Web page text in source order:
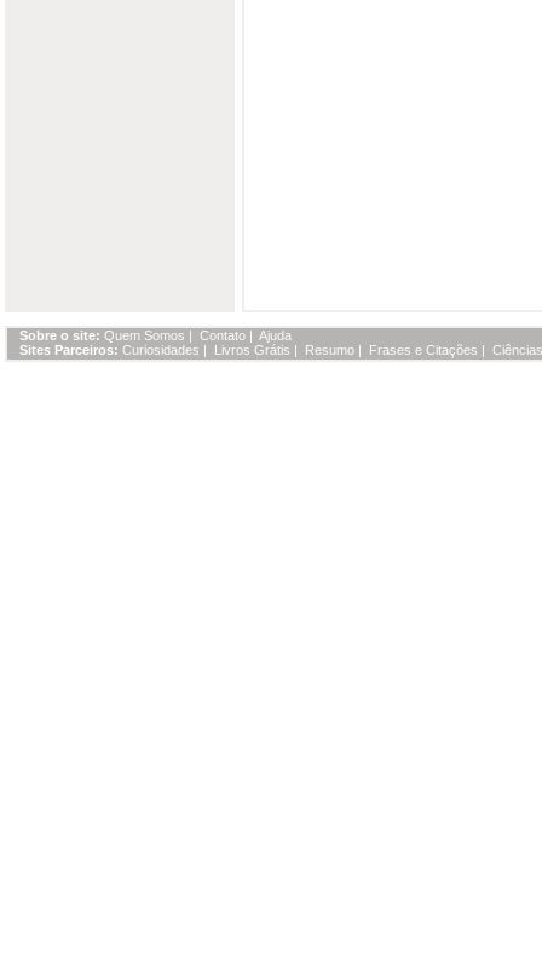
Sobre o site: Quem Somos | Contato | Ajuda
Sites Parceiros: Curiosidades | Livros Grátis | Resumo | Frases e Citações |